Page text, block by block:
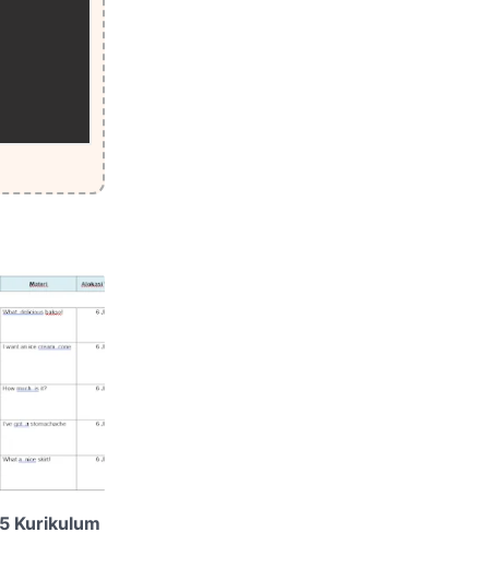
Kurikulum